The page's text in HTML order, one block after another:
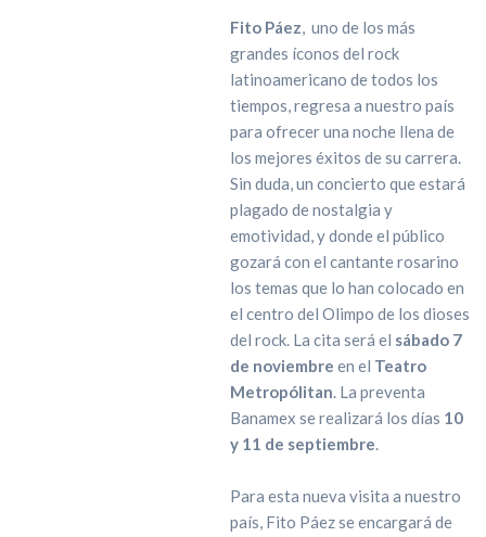
Fito Páez, uno de los más
grandes íconos del rock
latinoamericano de todos los
tiempos, regresa a nuestro país
para ofrecer una noche llena de
los mejores éxitos de su carrera.
Sin duda, un concierto que estará
plagado de nostalgia y
emotividad, y donde el público
gozará con el cantante rosarino
los temas que lo han colocado en
el centro del Olimpo de los dioses
del rock. La cita será el sábado 7
de noviembre en el Teatro
Metropólitan. La preventa
Banamex se realizará los días 10
y 11 de septiembre.
Para esta nueva visita a nuestro
país, Fito Páez se encargará de